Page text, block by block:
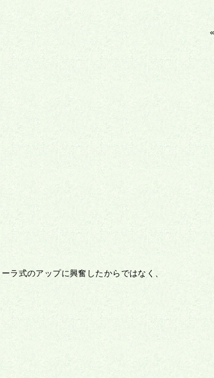
ラ式のアップに興奮したからではなく、